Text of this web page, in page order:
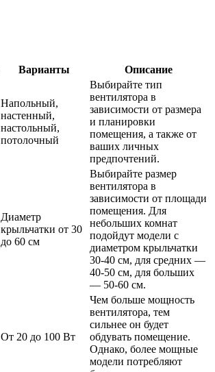
Варианты Описание
Напольный,
настенный,
настольный,
потолочный
Выбирайте тип
вентилятора в
зависимости от размера
и планировки
помещения, а также от
ваших личных
предпочтений.
Диаметр
крыльчатки от 30
до 60 см
Выбирайте размер
вентилятора в
зависимости от площади
помещения. Для
небольших комнат
подойдут модели с
диаметром крыльчатки
30-40 см, для средних —
40-50 см, для больших
— 50-60 см.
От 20 до 100 Вт
Чем больше мощность
вентилятора, тем
сильнее он будет
обдувать помещение.
Однако, более мощные
модели потребляют